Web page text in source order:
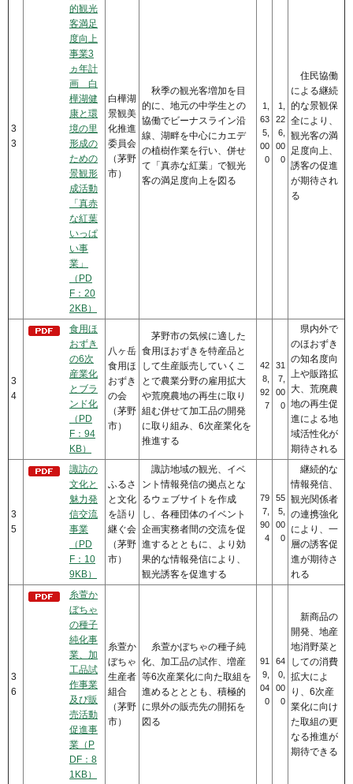
3
3
的観光
客満足
度向上
事業3
ヵ年計
画 白
樺湖健
康と環
境の里
形成の
ための
景観形
成活動
「真赤
な紅葉
いっぱ
い事
業」
（PD
F：20
2KB）
白樺湖
景観美
化推進
委員会
（茅野
市）
秋季の観光客増加を目
的に、地元の中学生との
協働でビーナスライン沿
線、湖畔を中心にカエデ
の植樹作業を行い、併せ
て「真赤な紅葉」で観光
客の満足度向上を図る
1,
63
5,
00
0
1,
22
6,
00
0
住民協働
による継続
的な景観保
全により、
観光客の満
足度向上、
誘客の促進
が期待され
る
3
4
食用ほ
おずき
の6次
産業化
とブラ
ンド化
（PD
F：94
KB）
八ヶ岳
食用ほ
おずき
の会
（茅野
市）
茅野市の気候に適した
食用ほおずきを特産品と
して生産販売していくこ
とで農業分野の雇用拡大
や荒廃農地の再生に取り
組む併せて加工品の開発
に取り組み、6次産業化を
推進する
42
8,
92
7
31
7,
00
0
県内外で
のほおずき
の知名度向
上や販路拡
大、荒廃農
地の再生促
進による地
域活性化が
期待される
3
5
諏訪の
文化と
魅力発
信交流
事業
（PD
F：10
9KB）
ふるさ
と文化
を語り
継ぐ会
（茅野
市）
諏訪地域の観光、イベ
ント情報発信の拠点とな
るウェブサイトを作成
し、各種団体のイベント
企画実務者間の交流を促
進するとともに、より効
果的な情報発信により、
観光誘客を促進する
79
7,
90
4
55
5,
00
0
継続的な
情報発信、
観光関係者
の連携強化
により、一
層の誘客促
進が期待さ
れる
3
6
糸萱か
ぼちゃ
の種子
純化事
業、加
工品試
作事業
及び販
売活動
促進事
業（P
DF：8
1KB）
糸萱か
ぼちゃ
生産者
組合
（茅野
市）
糸萱かぼちゃの種子純
化、加工品の試作、増産
等6次産業化に向た取組を
進めるとととも、積極的
に県外の販売先の開拓を
図る
91
9,
04
0
64
0,
00
0
新商品の
開発、地産
地消野菜と
しての消費
拡大によ
り、6次産
業化に向け
た取組の更
なる推進が
期待できる